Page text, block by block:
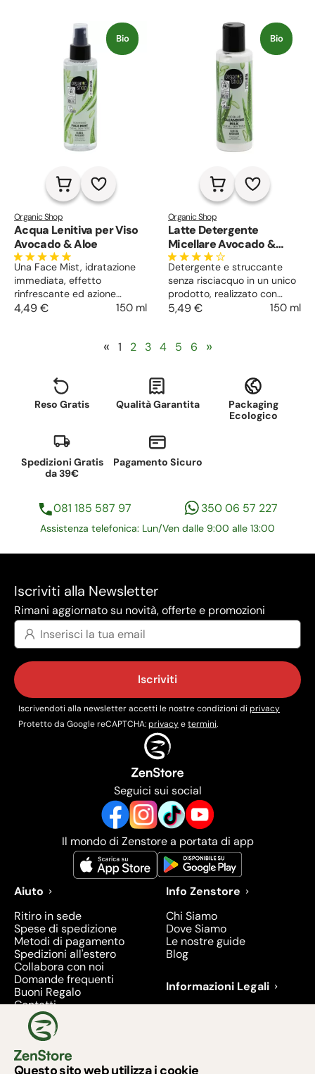
muscolari e articolari.
Antibatterica e lenitiva,
riduce gli ispessimenti della
pelle, tonifica e regola il
un aspetto sano e giovane.
Minimizza rughe ed occhiaie
ed illumina qualsiasi tipo di
Bio
Organic Shop
Acqua Lenitiva per Viso
Avocado & Aloe
Una Face Mist, idratazione
immediata, effetto
rinfrescante ed azione
lenitiva dell’acqua che va
desidera. Un must-have
4,49 € 150 ml
Bio
Organic Shop
Latte Detergente
Micellare Avocado &
Aloe
Detergente e struccante
senza risciacquo in un unico
prodotto, realizzato con
ingredienti naturali, con
con micelle dall’azione
5,49 € 150 ml
« 1 2 3 4 5 6 »
Reso Gratis Qualità Garantita
Packaging
Ecologico
Spedizioni Gratis
da 39€
Pagamento Sicuro
081 185 587 97 350 06 57 227
Assistenza telefonica: Lun/Ven dalle 9:00 alle 13:00
Iscriviti alla Newsletter
Rimani aggiornato su novità, offerte e promozioni
Iscriviti
Iscrivendoti alla newsletter accetti le nostre condizioni di privacy
Protetto da Google reCAPTCHA:privacyetermini.
Seguici sui social
Il mondo di Zenstore a portata di app
Aiuto
Ritiro in sede
Spese di spedizione
Metodi di pagamento
Spedizioni all'estero
Collabora con noi
Domande frequenti
Buoni Regalo
Contatti
Info Zenstore
Chi Siamo
Dove Siamo
Le nostre guide
Blog
Informazioni Legali
ritirati - 2026
Questo sito web utilizza i cookie